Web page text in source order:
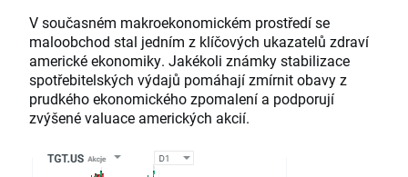
V současném makroekonomickém prostředí se
maloobchod stal jedním z klíčových ukazatelů zdraví
americké ekonomiky. Jakékoli známky stabilizace
spotřebitelských výdajů pomáhají zmírnit obavy z
prudkého ekonomického zpomalení a podporují
zvýšené valuace amerických akcií.